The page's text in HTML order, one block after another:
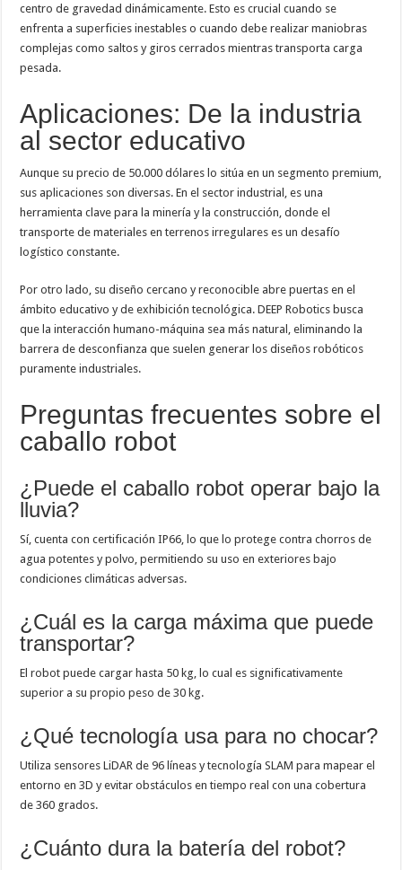
centro de gravedad dinámicamente. Esto es crucial cuando se
enfrenta a superficies inestables o cuando debe realizar maniobras
complejas como saltos y giros cerrados mientras transporta carga
pesada.
Aplicaciones: De la industria
al sector educativo
Aunque su precio de 50.000 dólares lo sitúa en un segmento premium,
sus aplicaciones son diversas. En el sector industrial, es una
herramienta clave para la minería y la construcción, donde el
transporte de materiales en terrenos irregulares es un desafío
logístico constante.
Por otro lado, su diseño cercano y reconocible abre puertas en el
ámbito educativo y de exhibición tecnológica. DEEP Robotics busca
que la interacción humano-máquina sea más natural, eliminando la
barrera de desconfianza que suelen generar los diseños robóticos
puramente industriales.
Preguntas frecuentes sobre el
caballo robot
¿Puede el caballo robot operar bajo la
lluvia?
Sí, cuenta con certificación IP66, lo que lo protege contra chorros de
agua potentes y polvo, permitiendo su uso en exteriores bajo
condiciones climáticas adversas.
¿Cuál es la carga máxima que puede
transportar?
El robot puede cargar hasta 50 kg, lo cual es significativamente
superior a su propio peso de 30 kg.
¿Qué tecnología usa para no chocar?
Utiliza sensores LiDAR de 96 líneas y tecnología SLAM para mapear el
entorno en 3D y evitar obstáculos en tiempo real con una cobertura
de 360 grados.
¿Cuánto dura la batería del robot?